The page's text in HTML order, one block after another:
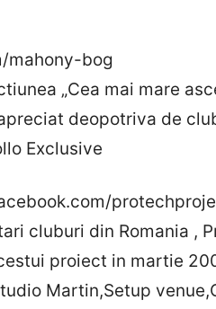
mahony-bog
„Cea mai mare
deopotriva de
Exclusive
cluburi din Romania ,
proiect in martie
Martin,Setup